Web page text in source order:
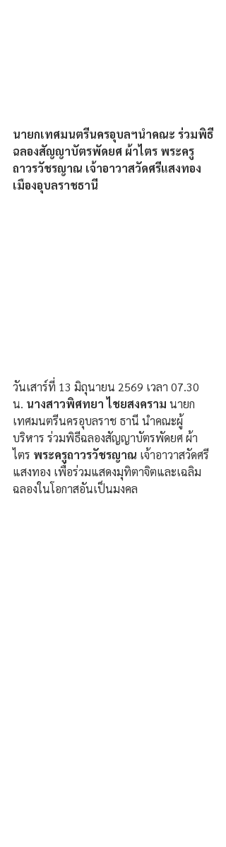
นายกเทศมนตรีนครอุบลฯนำคณะ ร่วมพิธี
ฉลองสัญญาบัตรพัดยศ ผ้าไตร พระครู
ถาวรวัชรญาณ เจ้าอาวาสวัดศรีแสงทอง
เมืองอุบลราชธานี
วันเสาร์ที่ 13 มิถุนายน 2569 เวลา 07.30
น. นางสาวพิศทยา ไชยสงคราม นายก
เทศมนตรีนครอุบลราช ธานี นำคณะผู้
บริหาร ร่วมพิธีฉลองสัญญาบัตรพัดยศ ผ้า
ไตร พระครูถาวรวัชรญาณ เจ้าอาวาสวัดศรี
แสงทอง เพื่อร่วมแสดงมุทิตาจิตและเฉลิม
ฉลองในโอกาสอันเป็นมงคล